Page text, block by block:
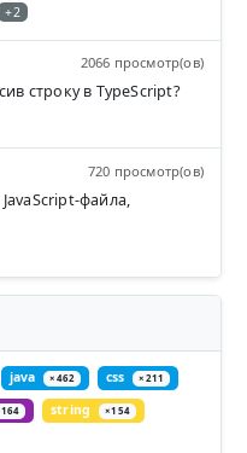
+2
2066 просмотр(ов)
строку в TypeScript?
720 просмотр(ов)
файла,
java ×462 css ×211
string ×154